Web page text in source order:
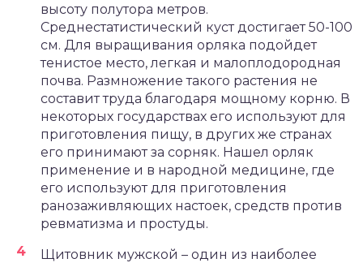
высоту полутора метров.
Среднестатистический куст достигает 50-100
см. Для выращивания орляка подойдет
тенистое место, легкая и малоплодородная
почва. Размножение такого растения не
составит труда благодаря мощному корню. В
некоторых государствах его используют для
приготовления пищу, в других же странах
его принимают за сорняк. Нашел орляк
применение и в народной медицине, где
его используют для приготовления
ранозаживляющих настоек, средств против
ревматизма и простуды.
Щитовник мужской – один из наиболее